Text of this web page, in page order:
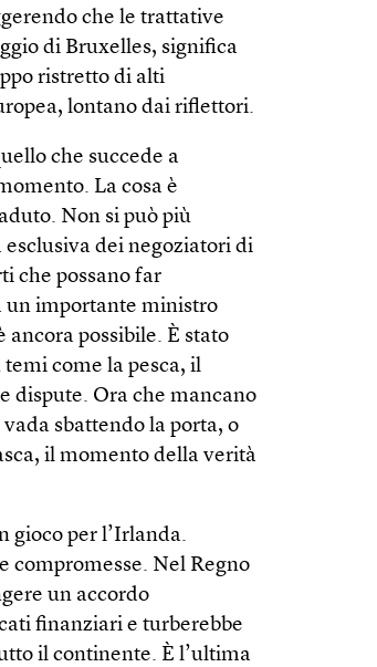
che le trattative
di Bruxelles, significa
ristretto di alti
lontano dai riflettori.
che succede a
La cosa è
Non si può più
dei negoziatori di
che possano far
un importante ministro
possibile. È stato
come la pesca, il
dispute. Ora che mancano
sbattendo la porta, o
il momento della verità
gioco per l’Irlanda.
compromesse. Nel Regno
un accordo
finanziari e turberebbe
il continente. È l’ultima